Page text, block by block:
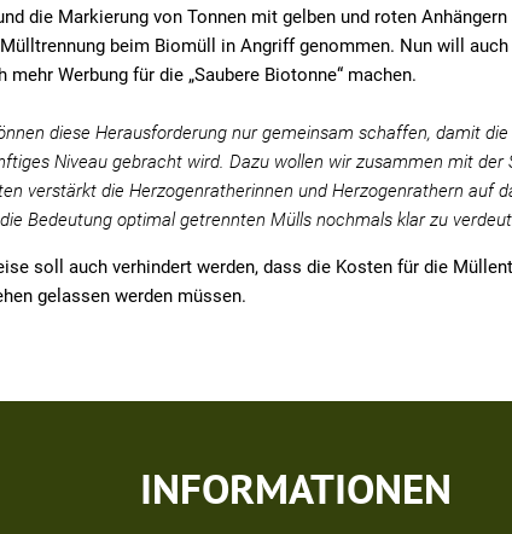
die Markierung von Tonnen mit gelben und roten
beim Biomüll in Angriff genommen. Nun will
mehr Werbung für die „Saubere Biotonne“ machen.
diese Herausforderung nur gemeinsam schaffen, damit
Niveau gebracht wird. Dazu wollen wir zusammen mit
verstärkt die Herzogenratherinnen und Herzogenrathern auf
Bedeutung optimal getrennten Mülls nochmals klar zu
soll auch verhindert werden, dass die Kosten für die
gelassen werden müssen.
INFORMATIONEN